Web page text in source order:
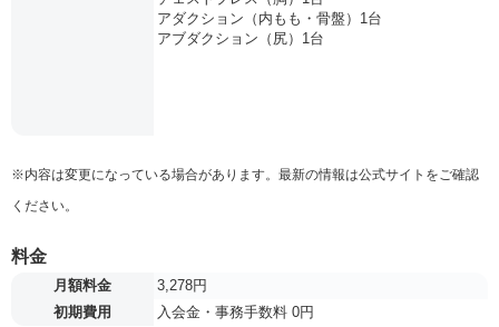
アダクション（内もも・骨盤）1台
アブダクション（尻）1台
※内容は変更になっている場合があります。最新の情報は公式サイトをご確認
ください。
料金
月額料金
3,278円
初期費用
入会金・事務手数料 0円